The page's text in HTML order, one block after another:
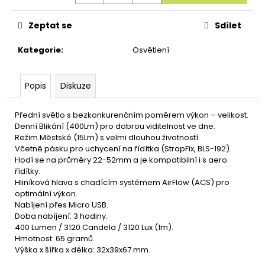
Kategorie: Osvětlení
Zeptat se Sdílet
Popis Diskuze
Přední světlo s bezkonkurenčním poměrem výkon – velikost.
Denní Blikání (400Lm) pro dobrou viditelnost ve dne.
Režim Městské (15Lm) s velmi dlouhou životností.
Včetně pásku pro uchycení na řídítka (StrapFix, BLS-192).
Hodí se na průměry 22-52mm a je kompatibilní i s aero
řídítky.
Hliníková hlava s chadícím systémem AirFlow (ACS) pro
optimální výkon.
Nabíjení přes Micro USB.
Doba nabíjení: 3 hodiny.
400 Lumen / 3120 Candela / 3120 Lux (1m).
Hmotnost: 65 gramů.
Výška x šířka x délka: 32x39x67 mm.
D
p
o
u
e
m
e